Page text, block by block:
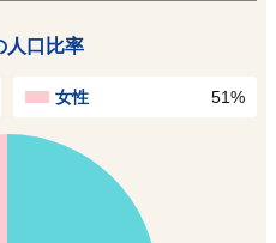
人口比率
女性 51%